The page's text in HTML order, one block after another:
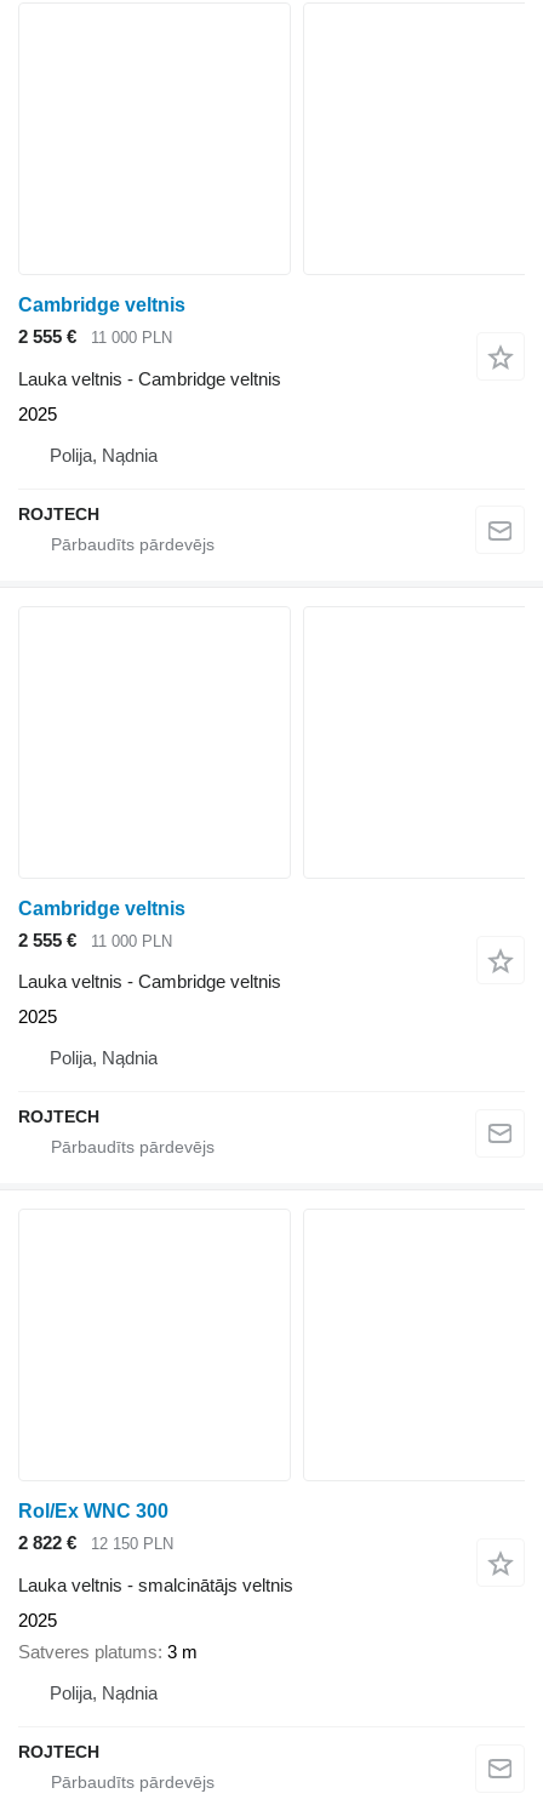
Cambridge veltnis
2 555 €
11 000 PLN
Lauka veltnis - Cambridge veltnis
2025
Polija, Nądnia
ROJTECH
Cambridge veltnis
2 555 €
11 000 PLN
Lauka veltnis - Cambridge veltnis
2025
Polija, Nądnia
ROJTECH
Rol/Ex WNC 300
2 822 €
12 150 PLN
Lauka veltnis - smalcinātājs veltnis
2025
Satveres platums 3 m
Polija, Nądnia
ROJTECH